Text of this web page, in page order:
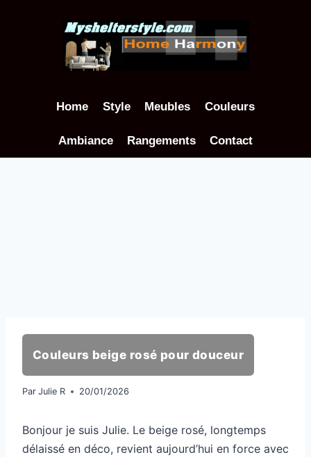
Home Style Meubles Couleurs
Ambiance Rangements Contact
Couleurs beige rosé pour douceur
Par Julie R 20/01/2026
Bonjour je suis Julie. Le beige rosé, longtemps
délaissé en déco, revient aujourd’hui en force avec